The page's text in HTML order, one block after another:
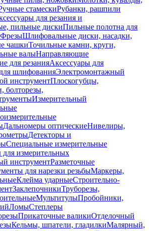
стамескиРубанки, рашпили
для резания и
пильные дискиПильные полотна для
ФрезыШлифовальные диски, насадки,
чашкиТочильные камни, круги,
валыНаправляющие
для резанияАксессуары для
шлифованияЭлектромонтажный
инструментПлоскогубцы,
болторезы,
Измерительный
Дальномеры оптическиеНивелиры,
Детекторы и
Специальные измерительные
для измерительных
инструментРазметочные
для нарезки резьбыМаркеры,
Клейма ударныеСтроительно-
ЗаклепочникиТруборезы,
МультитулыПробойники,
ЛомыСтеплеры
Прикаточные валикиОтделочный
Кельмы, шпатели, гладилкиМалярный,